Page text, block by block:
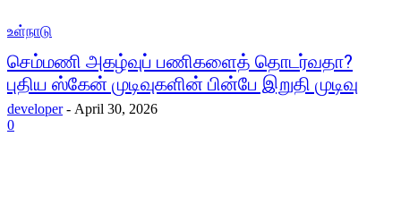
உள்நாடு
செம்மணி அகழ்வுப் பணிகளைத் தொடர்வதா?
புதிய ஸ்கேன் முடிவுகளின் பின்பே இறுதி முடிவு
developer - April 30, 2026
0